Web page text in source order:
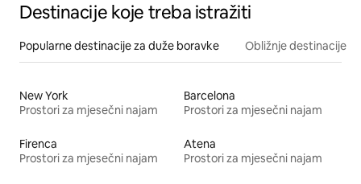
Destinacije koje treba istražiti
Popularne destinacije za duže boravke Obližnje destinacije
New York
Prostori za mjesečni najam
Barcelona
Prostori za mjesečni najam
Firenca
Prostori za mjesečni najam
Atena
Prostori za mjesečni najam